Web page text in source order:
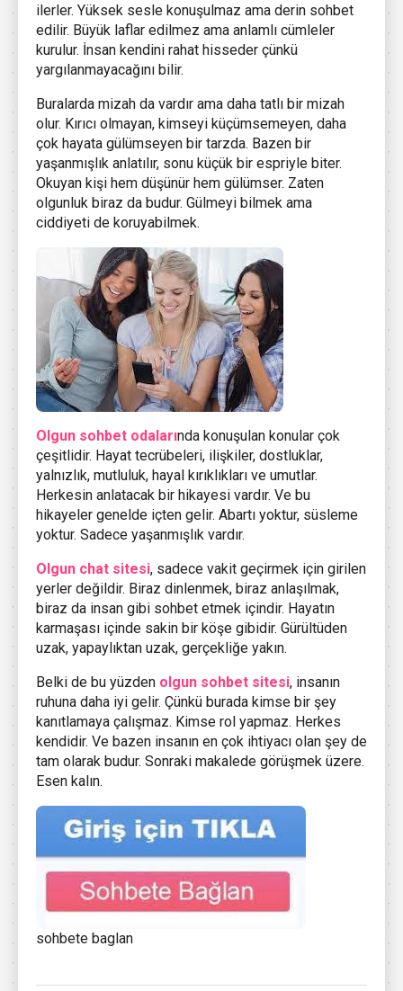
ilerler. Yüksek sesle konuşulmaz ama derin sohbet
edilir. Büyük laflar edilmez ama anlamlı cümleler
kurulur. İnsan kendini rahat hisseder çünkü
yargılanmayacağını bilir.
Buralarda mizah da vardır ama daha tatlı bir mizah
olur. Kırıcı olmayan, kimseyi küçümsemeyen, daha
çok hayata gülümseyen bir tarzda. Bazen bir
yaşanmışlık anlatılır, sonu küçük bir espriyle biter.
Okuyan kişi hem düşünür hem gülümser. Zaten
olgunluk biraz da budur. Gülmeyi bilmek ama
ciddiyeti de koruyabilmek.
Olgun sohbet odalarında konuşulan konular çok
çeşitlidir. Hayat tecrübeleri, ilişkiler, dostluklar,
yalnızlık, mutluluk, hayal kırıklıkları ve umutlar.
Herkesin anlatacak bir hikayesi vardır. Ve bu
hikayeler genelde içten gelir. Abartı yoktur, süsleme
yoktur. Sadece yaşanmışlık vardır.
Olgun chat sitesi, sadece vakit geçirmek için girilen
yerler değildir. Biraz dinlenmek, biraz anlaşılmak,
biraz da insan gibi sohbet etmek içindir. Hayatın
karmaşası içinde sakin bir köşe gibidir. Gürültüden
uzak, yapaylıktan uzak, gerçekliğe yakın.
Belki de bu yüzden olgun sohbet sitesi, insanın
ruhuna daha iyi gelir. Çünkü burada kimse bir şey
kanıtlamaya çalışmaz. Kimse rol yapmaz. Herkes
kendidir. Ve bazen insanın en çok ihtiyacı olan şey de
tam olarak budur. Sonraki makalede görüşmek üzere.
Esen kalın.
sohbete baglan